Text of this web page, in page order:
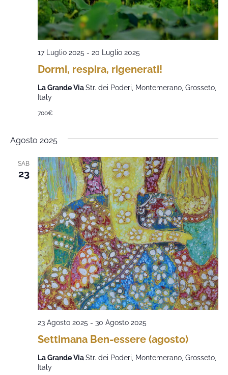
Dormi, respira, rigenerati!
17 Luglio 2025 - 20 Luglio 2025
La Grande ViaStr. dei Poderi, Montemerano, Grosseto,
Italy
700€
Agosto 2025
SAB
23
Settimana Ben-essere (agosto)
23 Agosto 2025 - 30 Agosto 2025
La Grande ViaStr. dei Poderi, Montemerano, Grosseto,
Italy